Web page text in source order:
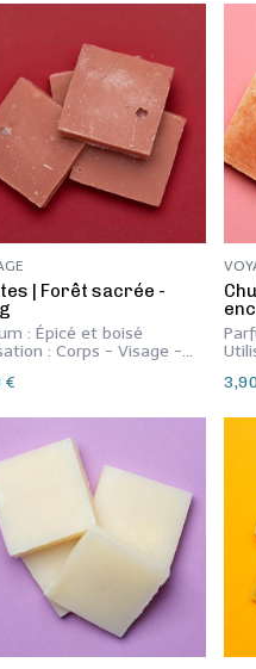
| Forêt sacrée -
: Épicé et boisé
: Corps - Visage -
€